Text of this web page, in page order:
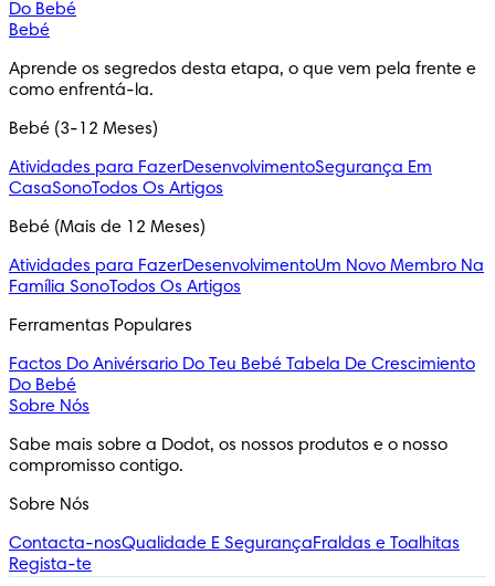
Do Bebé
Bebé
Aprende os segredos desta etapa, o que vem pela frente e
como enfrentá-la.
Bebé (3-12 Meses)
Atividades para FazerDesenvolvimentoSegurança Em
CasaSonoTodos Os Artigos
Bebé (Mais de 12 Meses)
Atividades para FazerDesenvolvimentoUm Novo Membro Na
Família SonoTodos Os Artigos
Ferramentas Populares
Factos Do Anivérsario Do Teu Bebé Tabela De Crescimiento
Do Bebé
Sobre Nós
Sabe mais sobre a Dodot, os nossos produtos e o nosso
compromisso contigo.
Sobre Nós
Contacta-nosQualidade E SegurançaFraldas e Toalhitas
Regista-te